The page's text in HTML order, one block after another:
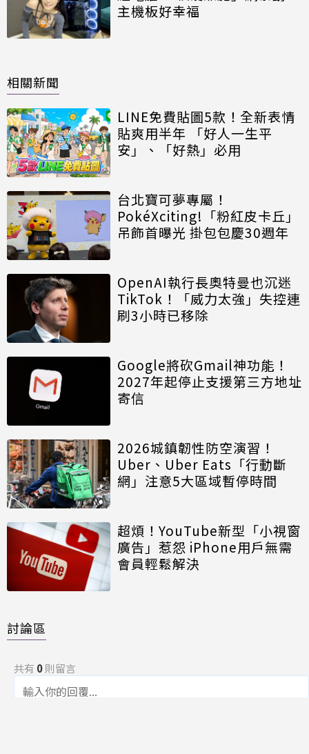
主機板好幸福
相關新聞
LINE免費貼圖5款！全新表情
貼爽用半年 「好人一生平
安」、「好熱」必用
台北寶可夢專屬！
PokéXciting!「粉紅皮卡丘」
吊飾首曝光 掛包包慶30週年
OpenAI執行長奧特曼也沉迷
TikTok！「威力太強」失控連
刷3小時已移除
Google將砍Gmail神功能！
2027年起停止支援第三方地址
寄信
2026城鎮韌性防空演習！
Uber、Uber Eats「行動斷
網」注意5大區域暫停時間
超煩！YouTube新型「小視窗
廣告」惹怨 iPhone用戶無需
會員輕鬆解決
討論區
共有 0則留言